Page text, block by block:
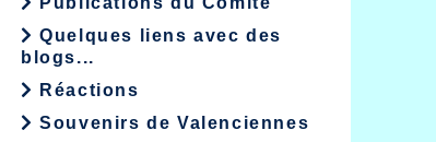
Quelques liens avec des
blogs...
Réactions
Souvenirs de Valenciennes